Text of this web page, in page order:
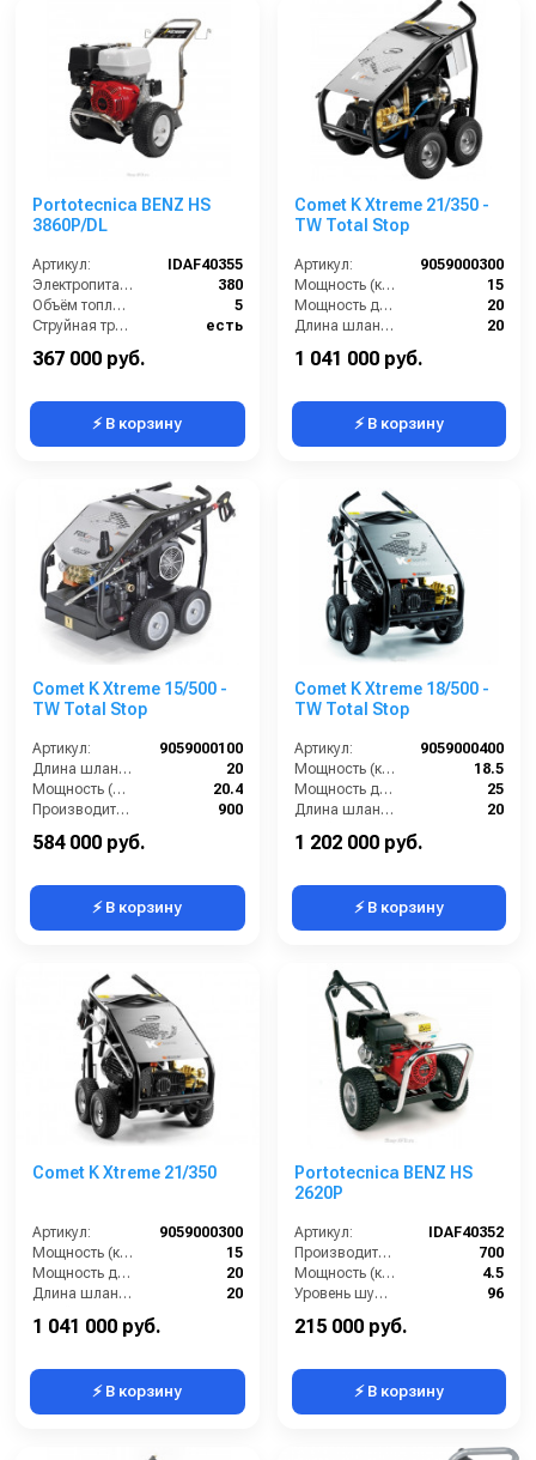
Portotecnica BENZ HS
3860P/DL
Артикул:
IDAF40355
Электропитание (В):
380
Объём топливного бака (л):
5
Струйная трубка (копьё):
есть
367 000 руб.
⚡ В корзину
Comet K Xtreme 21/350 -
TW Total Stop
Артикул:
9059000300
Мощность (кВт):
15
Мощность двигателя (лс):
20
Длина шланга ВД (м):
20
1 041 000 руб.
⚡ В корзину
Comet K Xtreme 15/500 -
TW Total Stop
Артикул:
9059000100
Длина шланга ВД (м):
20
Мощность (л/с):
20.4
Производительность (л/ч):
900
584 000 руб.
⚡ В корзину
Comet K Xtreme 18/500 -
TW Total Stop
Артикул:
9059000400
Мощность (кВт):
18.5
Мощность двигателя (лс):
25
Длина шланга ВД (м):
20
1 202 000 руб.
⚡ В корзину
Comet K Xtreme 21/350
Артикул:
9059000300
Мощность (кВт):
15
Мощность двигателя (лс):
20
Длина шланга ВД (м):
20
1 041 000 руб.
⚡ В корзину
Portotecnica BENZ HS
2620P
Артикул:
IDAF40352
Производительность (л/ч):
700
Мощность (кВт):
4.5
Уровень шума (дБ):
96
215 000 руб.
⚡ В корзину